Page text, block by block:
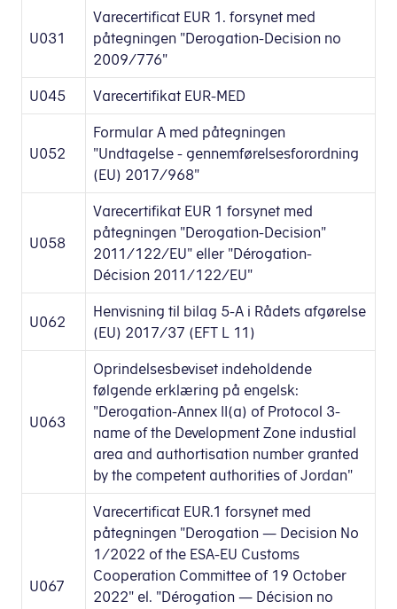
U031
Varecertificat EUR 1. forsynet med
påtegningen "Derogation-Decision no
2009/776"
U045 Varecertifikat EUR-MED
U052
Formular A med påtegningen
"Undtagelse - gennemførelsesforordning
(EU) 2017/968"
U058
Varecertifikat EUR 1 forsynet med
påtegningen "Derogation-Decision"
2011/122/EU" eller "Dérogation-
Décision 2011/122/EU"
U062
Henvisning til bilag 5-A i Rådets afgørelse
(EU) 2017/37 (EFT L 11)
U063
Oprindelsesbeviset indeholdende
følgende erklæring på engelsk:
"Derogation-Annex II(a) of Protocol 3-
name of the Development Zone industial
area and authortisation number granted
by the competent authorities of Jordan"
U067
Varecertificat EUR.1 forsynet med
påtegningen "Derogation — Decision No
1/2022 of the ESA-EU Customs
Cooperation Committee of 19 October
2022" el. "Dérogation — Décision no